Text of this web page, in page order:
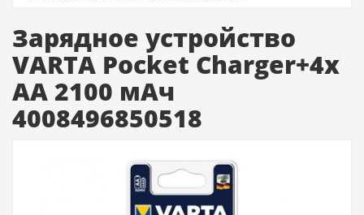
Зарядное устройство
VARTA Pocket Charger+4x
АА 2100 мАч
4008496850518